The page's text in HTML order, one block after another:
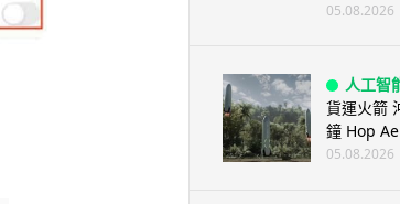
05.08.2026
人工智
貨運火箭
鐘 Hop
05.08.2026